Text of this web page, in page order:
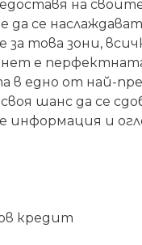
на
да се
това зони,
е
в едно от най-
шанс да се
информация и
кредит